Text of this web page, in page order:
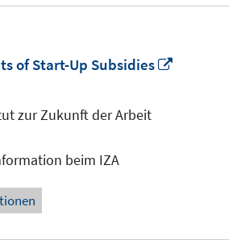
of Start-Up Subsidies
zur Zukunft der Arbeit
beim IZA